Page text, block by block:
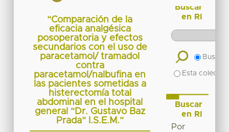
“Comparación de la
eficacia analgésica
posoperatoria y efectos
secundarios con el uso de
paracetamol/ tramadol
contra
paracetamol/nalbufina en
las pacientes sometidas a
histerectomía total
abdominal en el hospital
general “Dr. Gustavo Baz
Prada” I.S.E.M.”
Buscar
en RI
Buscar
Esta
Buscar
en RI
Por